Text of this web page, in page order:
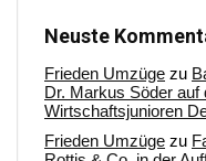
Archiv
Neuste
Frieden Umzüge zu
Dr. Markus Söder
Wirtschaftsjunioren
Frieden Umzüge zu